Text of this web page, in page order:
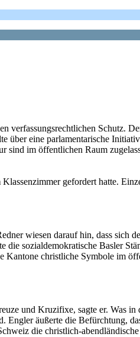
Schutz.
über eine parlamentarische
sind im öffentlichen Raum
gefordert hatte.
wiesen darauf hin, dass sich
die sozialdemokratische Basler
christliche Symbole im
und Kruzifixe, sagte er. Was in
äußerte die Befürchtung,
die christlich-